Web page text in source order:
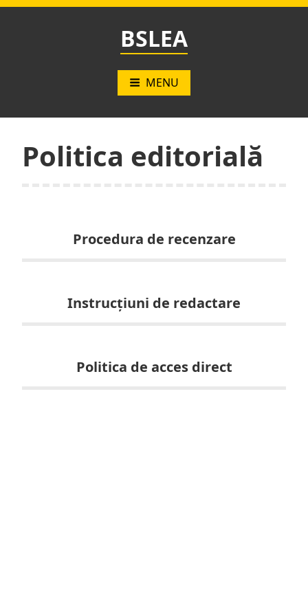
Skip
BSLEA
MENU
Politica editorială
Procedura de recenzare
Instrucțiuni de redactare
Politica de acces direct